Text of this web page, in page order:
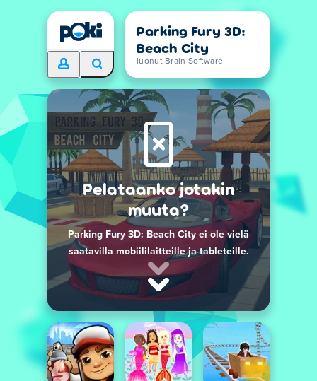
Parking Fury 3D:
Beach City
luonut Brain Software
Pelataanko jotakin
muuta?
Parking Fury 3D: Beach City ei ole vielä
saatavilla mobiililaitteille ja tableteille.